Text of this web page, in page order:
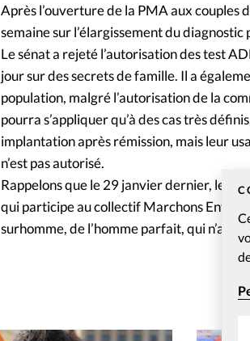
Après l’ouverture de la PMA aux couples
semaine sur l’élargissement du
Le sénat a rejeté l’autorisation des test
jour sur des secrets de famille. Il a
population, malgré l’autorisation de la
pourra s’appliquer qu’à des cas très
implantation après rémission, mais leur
n’est pas autorisé.
Rappelons que le 29 janvier dernier, le
qui participe au collectif Marchons
surhomme, de l’homme parfait, qui n’a